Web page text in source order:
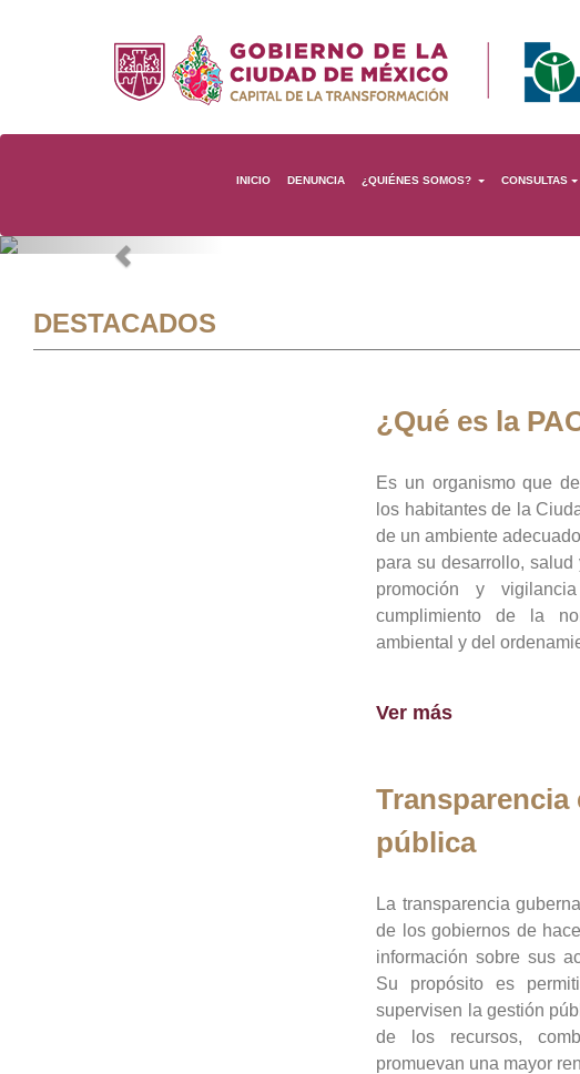
INICIO DENUNCIA ¿QUIÉNES SOMOS? CONSULTAS
Previous
DESTACADOS
¿Qué es la
Es un organismo que
los habitantes de la
de un ambiente
para su desarrollo, salud
promoción y
cumplimiento de la
ambiental y del
Ver más
pública
La transparencia
de los gobiernos de
información sobre sus
Su propósito es
supervisen la gestión
de los recursos,
promuevan una mayor